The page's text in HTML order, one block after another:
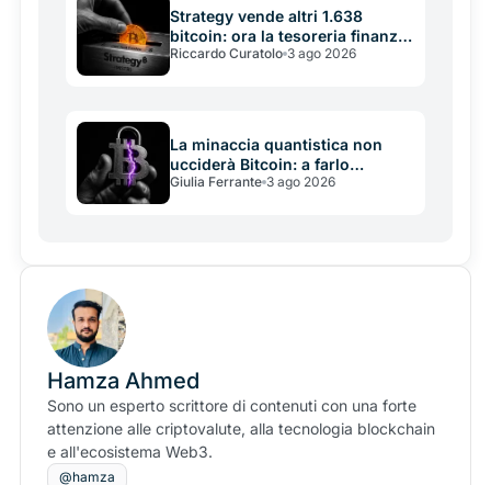
Strategy vende altri 1.638
bitcoin: ora la tesoreria finanzia
se stessa
Riccardo Curatolo 3 ago 2026
La minaccia quantistica non
ucciderà Bitcoin: a farlo
potrebbe essere la sua
Giulia Ferrante 3 ago 2026
Hamza Ahmed
Sono un esperto scrittore di contenuti con una forte
attenzione alle criptovalute, alla tecnologia blockchain
e all'ecosistema Web3.
@hamza